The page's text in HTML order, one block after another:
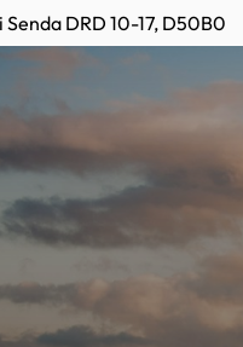
Senda DRD 10-17, D50B0